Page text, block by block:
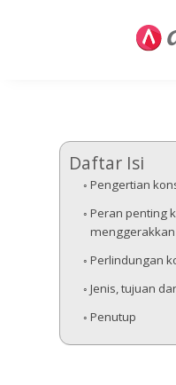
Daftar Isi
Pengertian
Peran penting
Perlindungan
Jenis, tujuan
Penutup